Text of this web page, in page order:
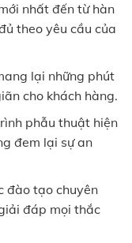
nhất đến từ hàn
theo yêu cầu của
lại những phút
cho khách hàng.
phẫu thuật hiện
đem lại sự an
đào tạo chuyên
đáp mọi thắc